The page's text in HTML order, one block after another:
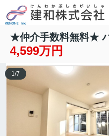
★仲介手数料無料★
4,599万円
1/7